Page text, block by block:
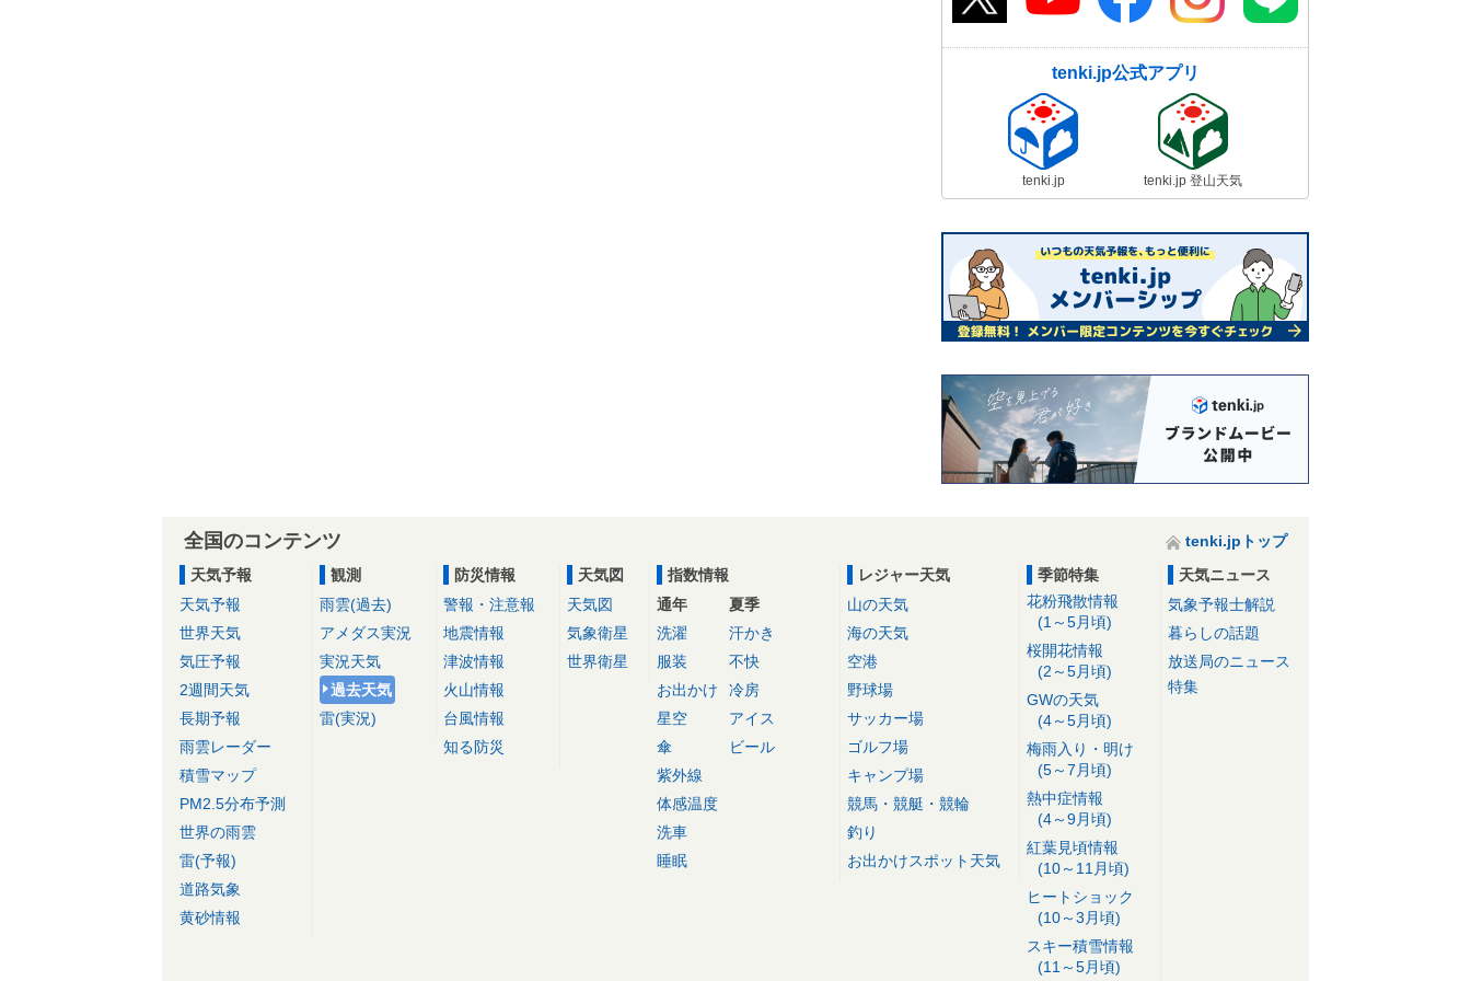
tenki.jp公式アプリ
tenki.jp tenki.jp 登山天気
全国のコンテンツ
tenki.jpトップ
天気予報
天気予報
世界天気
気圧予報
2週間天気
長期予報
雨雲レーダー
積雪マップ
PM2.5分布予測
世界の雨雲
雷(予報)
道路気象
黄砂情報
観測
雨雲(過去)
アメダス実況
実況天気
過去天気
雷(実況)
防災情報
警報・注意報
地震情報
津波情報
火山情報
台風情報
知る防災
天気図
天気図
気象衛星
世界衛星
指数情報
通年
洗濯
服装
お出かけ
星空
傘
紫外線
体感温度
洗車
睡眠
夏季
汗かき
不快
冷房
アイス
ビール
レジャー天気
山の天気
海の天気
空港
野球場
サッカー場
ゴルフ場
キャンプ場
競馬・競艇・競輪
釣り
お出かけスポット天気
季節特集
花粉飛散情報
(1～5月頃)
桜開花情報
(2～5月頃)
GWの天気
(4～5月頃)
梅雨入り・明け
(5～7月頃)
熱中症情報
(4～9月頃)
紅葉見頃情報
(10～11月頃)
ヒートショック
(10～3月頃)
スキー積雪情報
(11～5月頃)
天気ニュース
気象予報士解説
暮らしの話題
放送局のニュース
特集